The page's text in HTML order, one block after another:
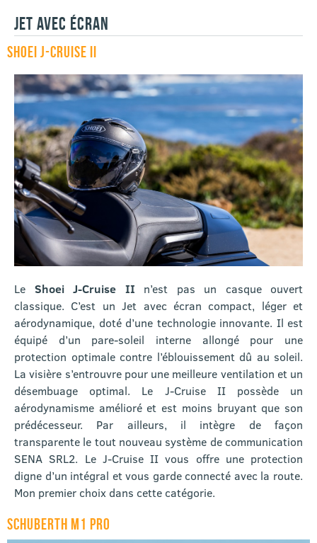
JET AVEC ÉCRAN
SHOEI J-CRUISE II
Le Shoei J-Cruise II n’est pas un casque ouvert
classique. C’est un Jet avec écran compact, léger et
aérodynamique, doté d’une technologie innovante. Il est
équipé d’un pare-soleil interne allongé pour une
protection optimale contre l’éblouissement dû au soleil.
La visière s’entrouvre pour une meilleure ventilation et un
désembuage optimal. Le J-Cruise II possède un
aérodynamisme amélioré et est moins bruyant que son
prédécesseur. Par ailleurs, il intègre de façon
transparente le tout nouveau système de communication
SENA SRL2. Le J-Cruise II vous offre une protection
digne d’un intégral et vous garde connecté avec la route.
Mon premier choix dans cette catégorie.
SCHUBERTH M1 PRO